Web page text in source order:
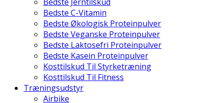
Bedste C-Vitamin
Bedste Økologisk Proteinpulver
Bedste Veganske Proteinpulver
Bedste Laktosefri Proteinpulver
Bedste Kasein Proteinpulver
Kosttilskud Til Styrketræning
Kosttilskud Til Fitness
Træningsudstyr
Airbike